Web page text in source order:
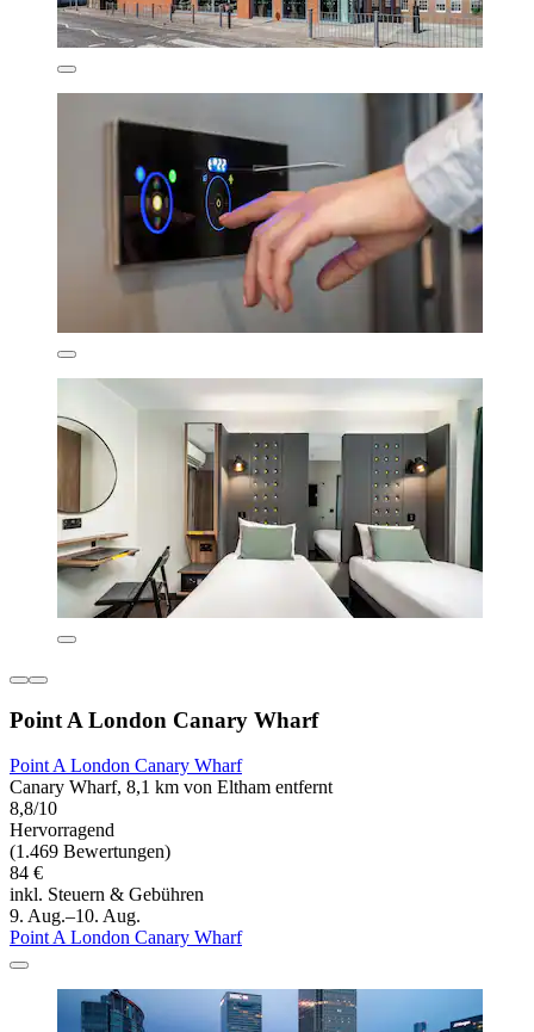
Point A London Canary Wharf
Point A London Canary Wharf
Canary Wharf, 8,1 km von Eltham entfernt
8,8/10
Hervorragend
(1.469 Bewertungen)
84 €
inkl. Steuern & Gebühren
9. Aug.–10. Aug.
Point A London Canary Wharf